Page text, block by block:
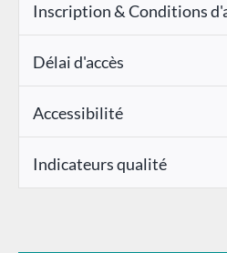
Inscription & Conditions
Délai d'accès
Accessibilité
Indicateurs qualité